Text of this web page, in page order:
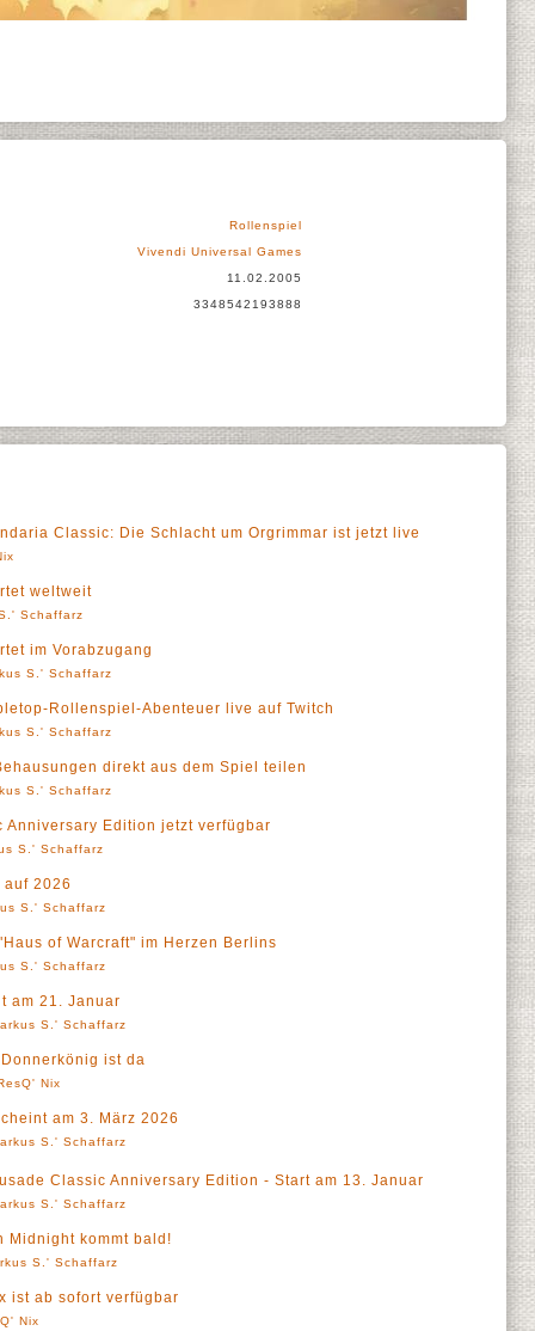
Rollenspiel
Vivendi Universal Games
11.02.2005
3348542193888
Classic: Die Schlacht um Orgrimmar ist jetzt live
weltweit
Schaffarz
im Vorabzugang
S.' Schaffarz
Rollenspiel-Abenteuer live auf Twitch
S.' Schaffarz
direkt aus dem Spiel teilen
S.' Schaffarz
Anniversary Edition jetzt verfügbar
S.' Schaffarz
2026
S.' Schaffarz
of Warcraft" im Herzen Berlins
S.' Schaffarz
am 21. Januar
S.' Schaffarz
ist da
Nix
am 3. März 2026
S.' Schaffarz
Classic Anniversary Edition - Start am 13. Januar
S.' Schaffarz
Midnight kommt bald!
S.' Schaffarz
ist ab sofort verfügbar
Nix